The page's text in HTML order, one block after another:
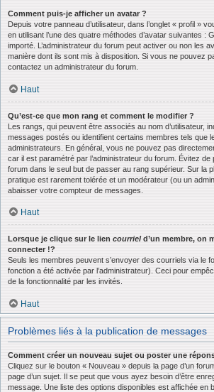
Comment puis-je afficher un avatar ?
Depuis votre panneau d’utilisateur, dans l’onglet « profil »
en utilisant l’une des quatre méthodes d’avatar suivantes :
importé. L’administrateur du forum peut activer ou non les
manière dont ils sont mis à disposition. Si vous ne pouvez
contactez un administrateur du forum.
Haut
Qu’est-ce que mon rang et comment le modifier ?
Les rangs, qui peuvent être associés au nom d’utilisateur,
messages postés ou identifient certains membres tels que
administrateurs. En général, vous ne pouvez pas
car il est paramétré par l’administrateur du forum. Évitez
forum dans le seul but de passer au rang supérieur. Sur la
pratique est rarement tolérée et un modérateur (ou un
abaisser votre compteur de messages.
Haut
Lorsque je clique sur le lien courrield’un membre, on
connecter !?
Seuls les membres peuvent s’envoyer des courriels via le
fonction a été activée par l’administrateur). Ceci pour
de la fonctionnalité par les invités.
Haut
Problèmes liés à la publication de messages
Comment créer un nouveau sujet ou poster une
Cliquez sur le bouton « Nouveau » depuis la page d’un
page d’un sujet. Il se peut que vous ayez besoin d’être
message. Une liste des options disponibles est affichée en